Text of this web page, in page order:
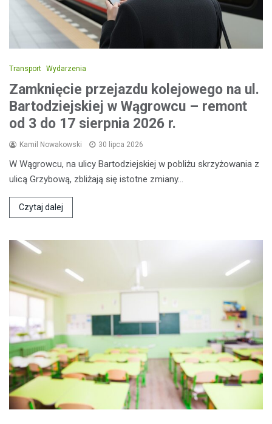
Transport Wydarzenia
Zamknięcie przejazdu kolejowego na ul.
Bartodziejskiej w Wągrowcu – remont
od 3 do 17 sierpnia 2026 r.
Kamil Nowakowski 30 lipca 2026
W Wągrowcu, na ulicy Bartodziejskiej w pobliżu skrzyżowania z
ulicą Grzybową, zbliżają się istotne zmiany…
Czytaj dalej